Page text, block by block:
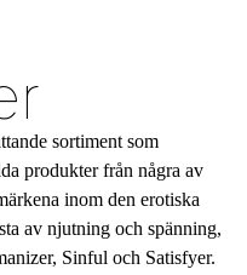
sortiment som
produkter från några av
inom den erotiska
av njutning och spänning,
Sinful och Satisfyer.